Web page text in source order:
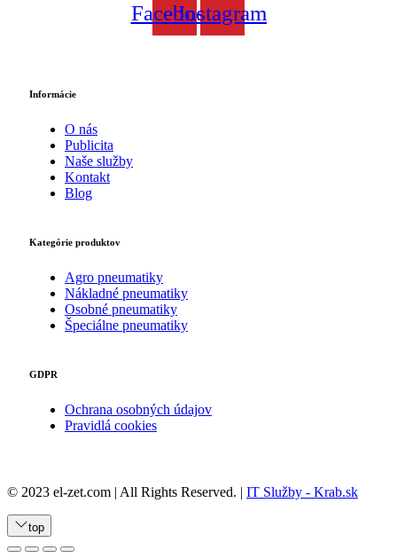
FacebookInstagram
Informácie
O nás
Publicita
Naše služby
Kontakt
Blog
Kategórie produktov
Agro pneumatiky
Nákladné pneumatiky
Osobné pneumatiky
Špeciálne pneumatiky
GDPR
Ochrana osobných údajov
Pravidlá cookies
© 2023 el-zet.com | All Rights Reserved. | IT Služby - Krab.sk
top